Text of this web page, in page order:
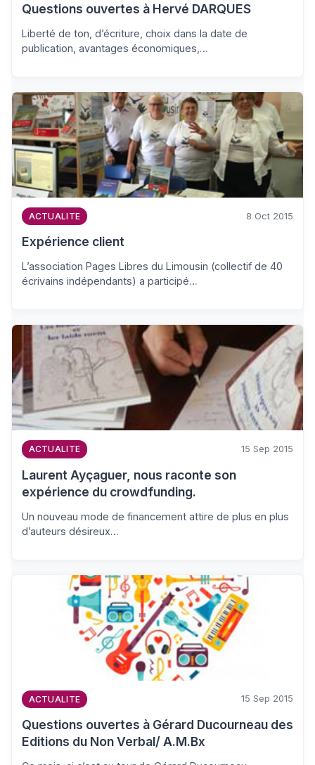
Questions ouvertes à Hervé DARQUES
Liberté de ton, d’écriture, choix dans la date de
publication, avantages économiques,…
ACTUALITE 8 Oct 2015
Expérience client
L’association Pages Libres du Limousin (collectif de 40
écrivains indépendants) a participé…
ACTUALITE 15 Sep 2015
Laurent Ayçaguer, nous raconte son
expérience du crowdfunding.
Un nouveau mode de financement attire de plus en plus
d’auteurs désireux…
ACTUALITE 15 Sep 2015
Questions ouvertes à Gérard Ducourneau des
Editions du Non Verbal/ A.M.Bx